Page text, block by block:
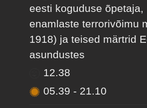
eesti koguduse õpetaja,
enamlaste terrorivõimu
1918) ja teised märtrid
asundustes
12.38
05.39 - 21.10